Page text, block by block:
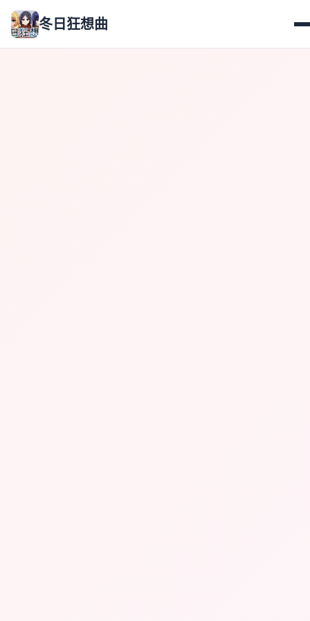
冬日狂想曲